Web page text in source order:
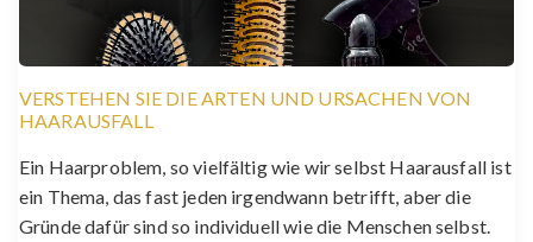
VERSTEHEN SIE DIE ARTEN UND URSACHEN VON
HAARAUSFALL
Ein Haarproblem, so vielfältig wie wir selbst Haarausfall ist
ein Thema, das fast jeden irgendwann betrifft, aber die
Gründe dafür sind so individuell wie die Menschen selbst.